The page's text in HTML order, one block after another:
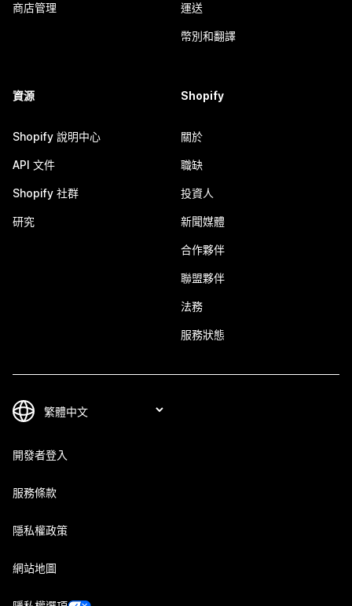
商店管理 運送
幣別和翻譯
資源
Shopify 說明中心
API 文件
Shopify 社群
研究
Shopify
關於
職缺
投資人
新聞媒體
合作夥伴
聯盟夥伴
法務
服務狀態
開發者登入
服務條款
隱私權政策
網站地圖